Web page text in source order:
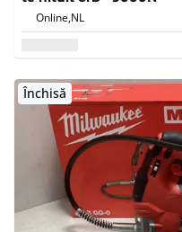
Online,NL
Închisă